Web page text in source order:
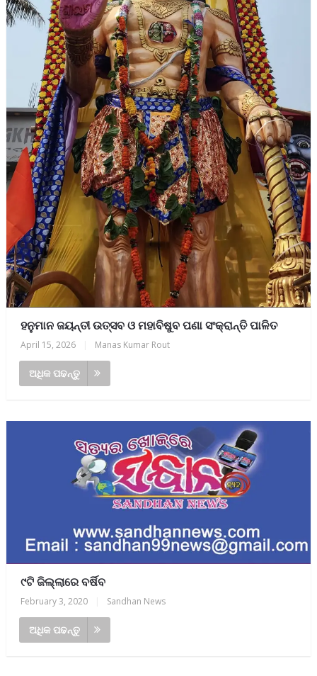
ହନୁମାନ ଜୟନ୍ତୀ ଉତ୍ସବ ଓ ମହାବିଷୁବ ପଣା ସଂକ୍ରାନ୍ତି ପାଳିତ
April 15, 2026 Manas Kumar Rout
ଅଧିକ ପଢନ୍ତୁ
୯ଟି ଜିଲ୍ଲାରେ ବର୍ଷିବ
February 3, 2020 Sandhan News
ଅଧିକ ପଢନ୍ତୁ